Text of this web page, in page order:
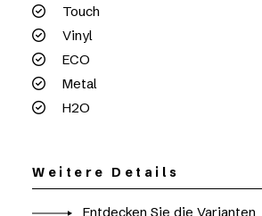
Touch
Vinyl
ECO
Metal
H2O
Weitere Details
Entdecken Sie die Varianten